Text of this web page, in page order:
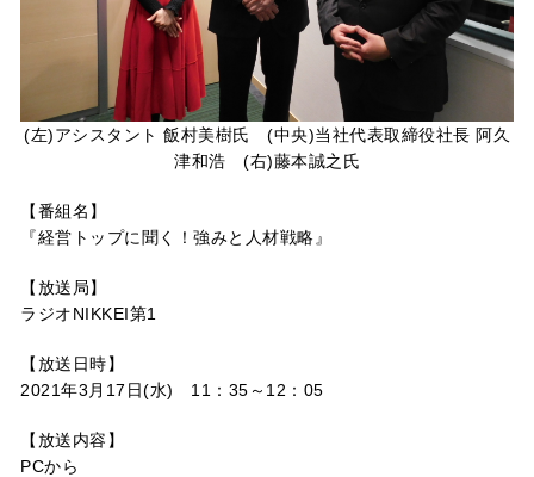
(左)アシスタント 飯村美樹氏 (中央)当社代表取締役社長 阿久
津和浩 (右)藤本誠之氏
【番組名】
『経営トップに聞く！強みと人材戦略』
【放送局】
ラジオNIKKEI第1
【放送日時】
2021年3月17日(水) 11：35～12：05
【放送内容】
PCから